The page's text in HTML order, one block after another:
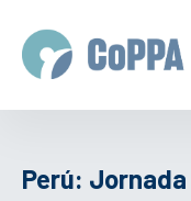
Perú: